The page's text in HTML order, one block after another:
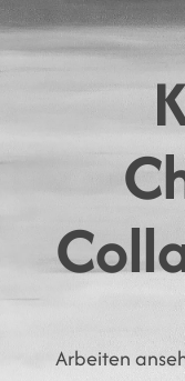
Arbeiten